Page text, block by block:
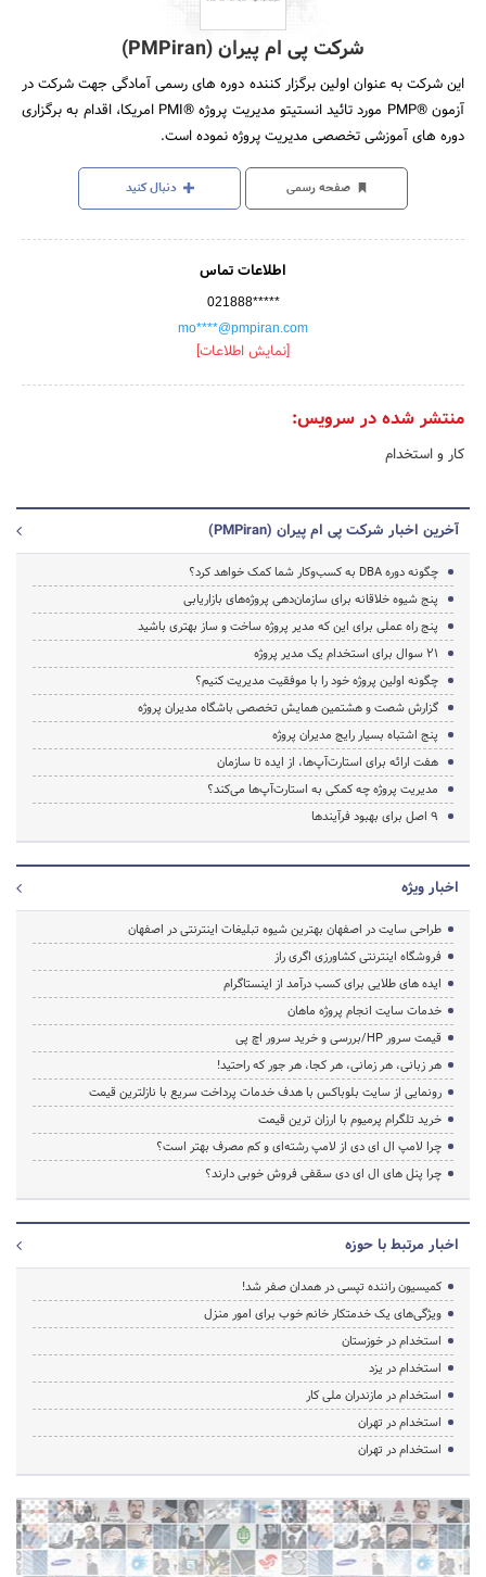
شرکت پی ام پیران (PMPiran)
این شرکت به عنوان اولین برگزار کننده دوره های رسمی آمادگی جهت شرکت در
آزمون ®PMP مورد تائید انستیتو مدیریت پروژه ®PMI امریکا، اقدام به برگزاری
دوره های آموزشی تخصصی مدیریت پروژه نموده است.
صفحه رسمی دنبال کنید
اطلاعات تماس
021888*****
mo****@pmpiran.com
[نمایش اطلاعات]
منتشر شده در سرویس:
کار و استخدام
آخرین اخبار شرکت پی ام پیران (PMPiran)
چگونه دوره DBA به کسب‌وکار شما کمک خواهد کرد؟
پنج شیوه خلاقانه برای سازمان‌دهی پروژه‌های بازاریابی
پنج راه عملی برای این که مدیر پروژه ساخت و ساز بهتری باشید
21 سوال برای استخدام یک مدیر پروژه
چگونه اولین پروژه خود را با موفقیت مدیریت کنیم؟
گزارش شصت و هشتمین همایش تخصصی باشگاه مدیران پروژه
پنج اشتباه بسیار رایج مدیران پروژه
هفت ارائه برای استارت‌آپ‌ها، از ایده تا سازمان
مدیریت پروژه چه کمکی به استارت‌آپ‌ها می‌کند؟
9 اصل برای بهبود فرآیند‌ها
اخبار ویژه
طراحی سایت در اصفهان بهترین شیوه تبلیغات اینترنتی در اصفهان
فروشگاه اینترنتی کشاورزی اگری راز
ایده های طلایی برای کسب درآمد از اینستاگرام
خدمات سایت انجام پروژه ماهان
قیمت سرور HP/بررسی و خرید سرور اچ پی
هر زبانی، هر زمانی، هر کجا، هر جور که راحتید!
رونمایی از سایت بلوباکس با هدف خدمات پرداخت سریع با نازلترین قیمت
خرید تلگرام پرمیوم با ارزان ترین قیمت
چرا لامپ ال ای دی از لامپ رشته‌ای و کم مصرف بهتر است؟
چرا پنل های ال ای دی سقفی فروش خوبی دارند؟
اخبار مرتبط با حوزه
کمیسیون راننده تپسی در همدان صفر شد!
ویژگی‌های یک خدمتکار خانم خوب برای امور منزل
استخدام در خوزستان
استخدام در یزد
استخدام در مازندران ملی کار
استخدام در تهران
استخدام در تهران